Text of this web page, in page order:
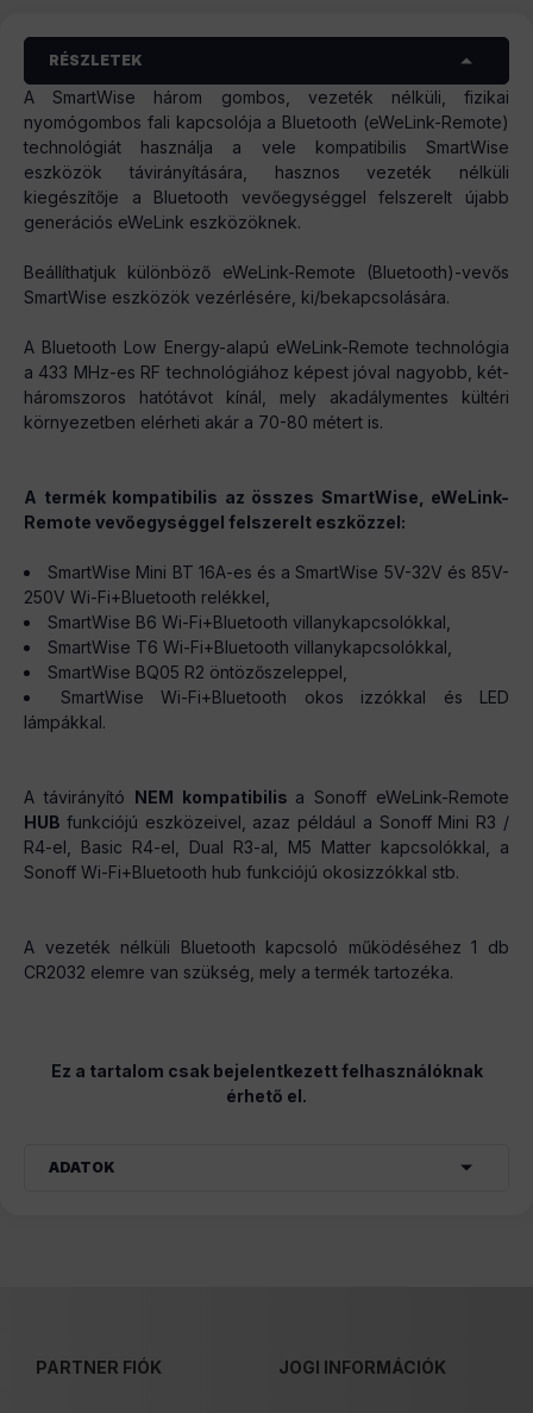
RÉSZLETEK
A SmartWise három gombos, vezeték nélküli, fizikai
nyomógombos fali kapcsolója a Bluetooth (eWeLink-Remote)
technológiát használja a vele kompatibilis SmartWise
eszközök távirányítására, hasznos vezeték nélküli
kiegészítője a Bluetooth vevőegységgel felszerelt újabb
generációs eWeLink eszközöknek.
Beállíthatjuk különböző eWeLink-Remote (Bluetooth)-vevős
SmartWise eszközök vezérlésére, ki/bekapcsolására.
A Bluetooth Low Energy-alapú eWeLink-Remote technológia
a 433 MHz-es RF technológiához képest jóval nagyobb, két-
háromszoros hatótávot kínál, mely akadálymentes kültéri
környezetben elérheti akár a 70-80 métert is.
A termék kompatibilis az összes SmartWise, eWeLink-
Remote vevőegységgel felszerelt eszközzel:
SmartWise Mini BT 16A-es és a SmartWise 5V-32V és 85V-
250V Wi-Fi+Bluetooth relékkel,
SmartWise B6 Wi-Fi+Bluetooth villanykapcsolókkal,
SmartWise T6 Wi-Fi+Bluetooth villanykapcsolókkal,
SmartWise BQ05 R2 öntözőszeleppel,
SmartWise Wi-Fi+Bluetooth okos izzókkal és LED
lámpákkal.
A távirányító NEM kompatibilis a Sonoff eWeLink-Remote
HUB funkciójú eszközeivel, azaz például a Sonoff Mini R3 /
R4-el, Basic R4-el, Dual R3-al, M5 Matter kapcsolókkal, a
Sonoff Wi-Fi+Bluetooth hub funkciójú okosizzókkal stb.
A vezeték nélküli Bluetooth kapcsoló működéséhez 1 db
CR2032 elemre van szükség, mely a termék tartozéka.
Ez a tartalom csak bejelentkezett felhasználóknak
érhető el.
ADATOK
PARTNER FIÓK JOGI INFORMÁCIÓK